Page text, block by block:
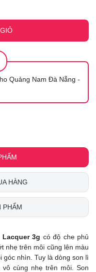
Quảng Nam Đà Nẵng -
HÀNG
PHẨM
3g có độ che phủ
nhẹ trên môi cũng lên màu
góc nhìn. Tuy là dòng son lì
cùng nhẹ trên môi. Son